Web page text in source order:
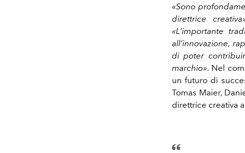
«Sono
direttrice
«L’importante
all’innovazione,
di poter
marchio». Nel
un futuro di
Tomas Maier,
direttrice creativa